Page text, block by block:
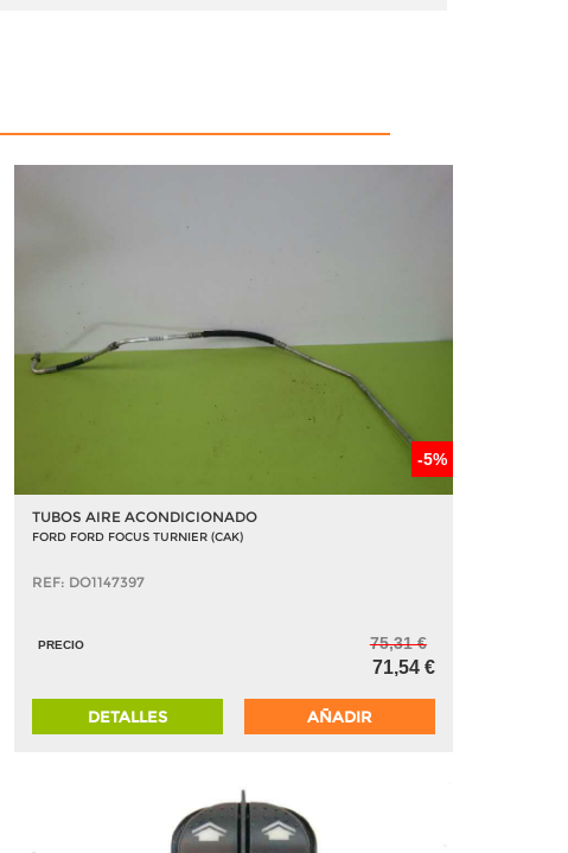
-5%
TUBOS AIRE ACONDICIONADO
FORD FORD FOCUS TURNIER (CAK)
REF: DO1147397
PRECIO 75,31 €
71,54 €
DETALLES AÑADIR